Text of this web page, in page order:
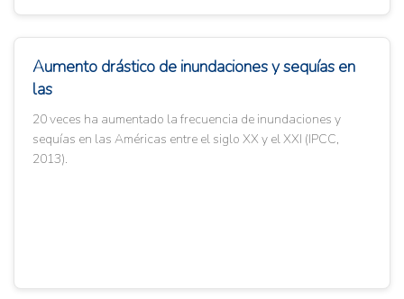
Aumento drástico de inundaciones y sequías en
las
20 veces ha aumentado la frecuencia de inundaciones y
sequías en las Américas entre el siglo XX y el XXI (IPCC,
2013).